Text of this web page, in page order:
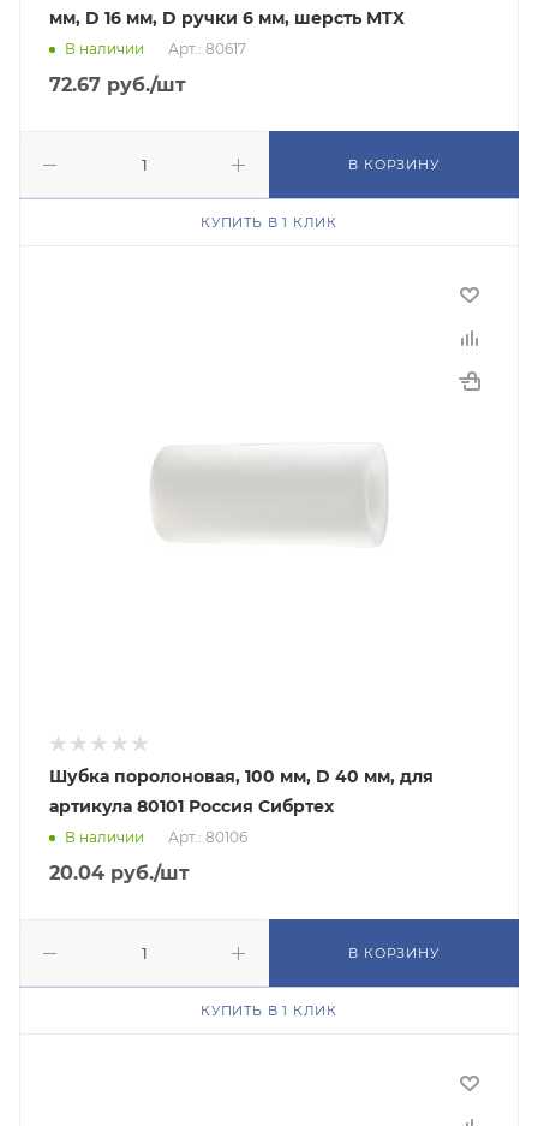
мм, D 16 мм, D ручки 6 мм, шерсть MTX
В наличии Арт.: 80617
72.67 руб./шт
В КОРЗИНУ
КУПИТЬ В 1 КЛИК
Шубка поролоновая, 100 мм, D 40 мм, для
артикула 80101 Россия Сибртех
В наличии Арт.: 80106
20.04 руб./шт
В КОРЗИНУ
КУПИТЬ В 1 КЛИК